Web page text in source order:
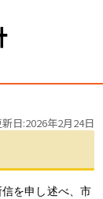
日:2026年2月24日
を申し述べ、市